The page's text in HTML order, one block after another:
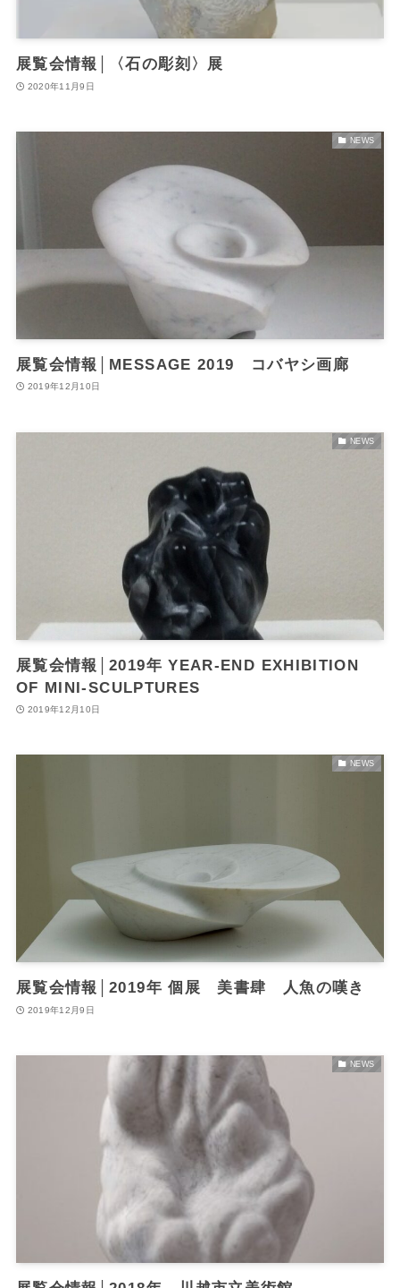
展覧会情報│〈石の彫刻〉展
2020年11月9日
NEWS
展覧会情報│MESSAGE 2019 コバヤシ画廊
2019年12月10日
NEWS
展覧会情報│2019年 YEAR-END EXHIBITION
OF MINI-SCULPTURES
2019年12月10日
NEWS
展覧会情報│2019年 個展 美書肆 人魚の嘆き
2019年12月9日
NEWS